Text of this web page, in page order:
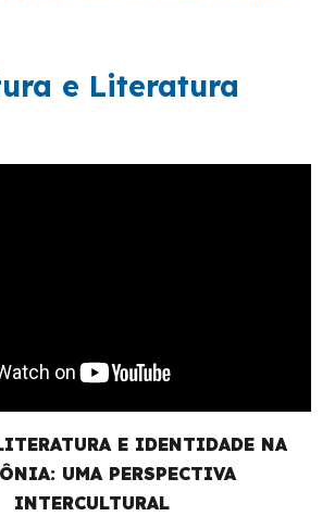
e Literatura
E IDENTIDADE NA
UMA PERSPECTIVA
INTERCULTURAL